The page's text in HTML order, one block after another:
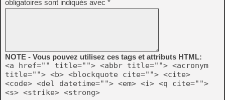
obligatoires sont indiqués avec *
NOTE - Vous pouvez utilisez ces tags et attributs HTML:
<a href="" title=""> <abbr title=""> <acronym
title=""> <b> <blockquote cite=""> <cite>
<code> <del datetime=""> <em> <i> <q cite="">
<s> <strike> <strong>